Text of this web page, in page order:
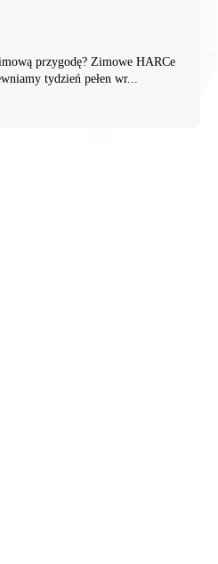
przygodę? ​Zimowe HARCe
tydzień pełen wr...